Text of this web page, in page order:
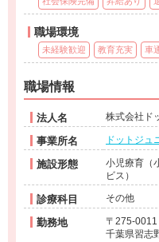
職場環境
未経験歓迎 教育充実 車
職場情報
法人名 株式会社ド
事業所名 ドットジュ
施設形態
小児療育（
ビス）
診療科目 その他
勤務地
〒275-0011
千葉県習志